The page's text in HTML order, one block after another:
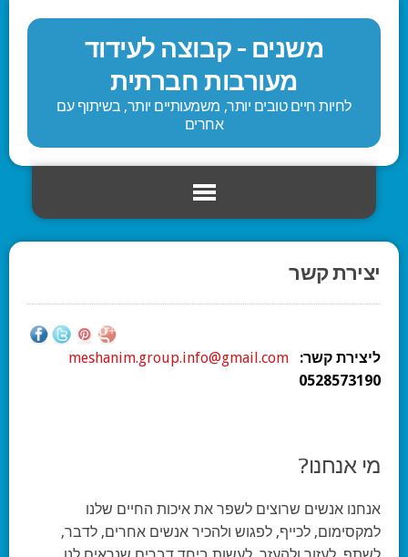
משנים - קבוצה לעידוד
מעורבות חברתית
לחיות חיים טובים יותר, משמעותיים יותר, בשיתוף עם
אחרים
יצירת קשר
ליצירת קשר:
meshanim.group.info@gmail.com
0528573190
מי אנחנו?
אנחנו אנשים שרוצים לשפר את איכות החיים שלנו
למקסימום, לכייף, לפגוש ולהכיר אנשים אחרים, לדבר,